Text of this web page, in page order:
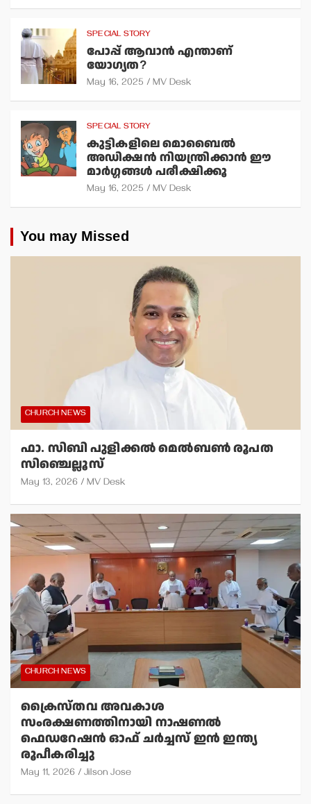
SPECIAL STORY
പോപ്പ് ആവാന്‍ എന്താണ്
യോഗ്യത?
May 16, 2025 MV Desk
SPECIAL STORY
കുട്ടികളിലെ മൊബൈല്‍
അഡിക്ഷന്‍ നിയന്ത്രിക്കാന്‍ ഈ
മാര്‍ഗ്ഗങ്ങള്‍ പരീക്ഷിക്കൂ
May 16, 2025 MV Desk
You may Missed
CHURCH NEWS
ഫാ. സിബി പുളിക്കല്‍ മെല്‍ബണ്‍ രൂപത
സിഞ്ചെല്ലൂസ്
May 13, 2026 MV Desk
CHURCH NEWS
ക്രൈസ്തവ അവകാശ
സംരക്ഷണത്തിനായി നാഷണല്‍
ഫെഡറേഷന്‍ ഓഫ് ചര്‍ച്ചസ് ഇന്‍ ഇന്ത്യ
രൂപീകരിച്ചു
May 11, 2026 Jilson Jose